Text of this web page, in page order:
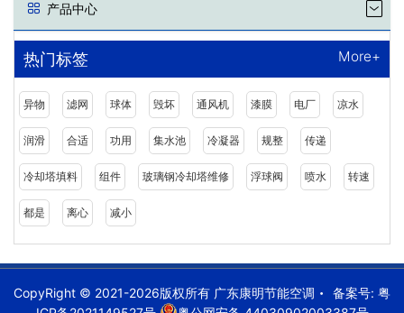
产品中心
热门标签 More+
异物 滤网 球体 毁坏 通风机 漆膜 电厂 凉水
润滑 合适 功用 集水池 冷凝器 规整 传递
冷却塔填料 组件 玻璃钢冷却塔维修 浮球阀 喷水 转速
都是 离心 减小
CopyRight © 2021-2026版权所有 广东康明节能空调 备案号: 粤